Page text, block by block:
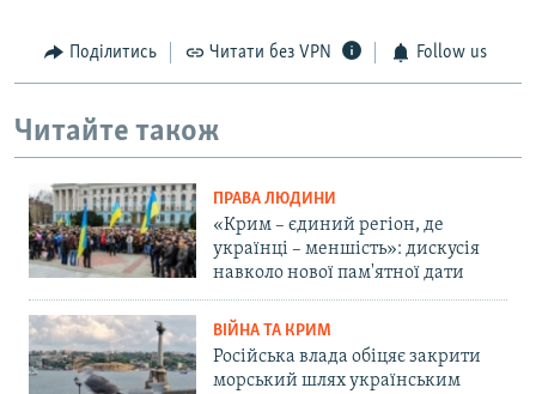
Поділитись Читати без VPN Follow us
Читайте також
ПРАВА ЛЮДИНИ
«Крим – єдиний регіон, де
українці – меншість»: дискусія
навколо нової пам'ятної дати
ВІЙНА ТА КРИМ
Російська влада обіцяє закрити
морський шлях українським